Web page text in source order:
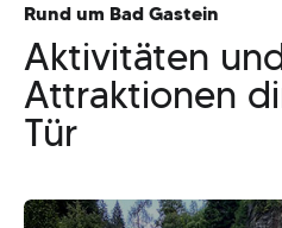
Rund um Bad Gastein
Aktivitäten
Attraktionen
Tür